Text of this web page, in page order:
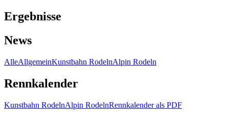
Ergebnisse
News
AlleAllgemeinKunstbahn RodelnAlpin Rodeln
Rennkalender
Kunstbahn RodelnAlpin RodelnRennkalender als PDF